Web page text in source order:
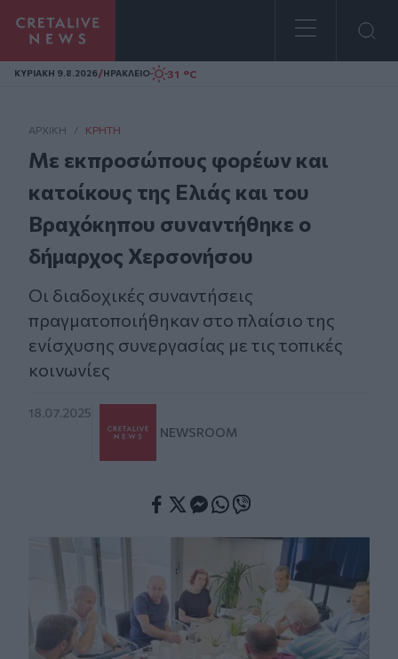
Homepage
ΚΥΡΙΑΚΗ 9.8.2026/ΗΡΑΚΛΕΙΟ 31 °C
ΑΡΧΙΚΗ / ΚΡΉΤΗ
Με εκπροσώπους φορέων και
κατοίκους της Ελιάς και του
Βραχόκηπου συναντήθηκε ο
δήμαρχος Χερσονήσου
Οι διαδοχικές συναντήσεις
πραγματοποιήθηκαν στο πλαίσιο της
ενίσχυσης συνεργασίας με τις τοπικές
κοινωνίες
18.07.2025
NEWSROOM